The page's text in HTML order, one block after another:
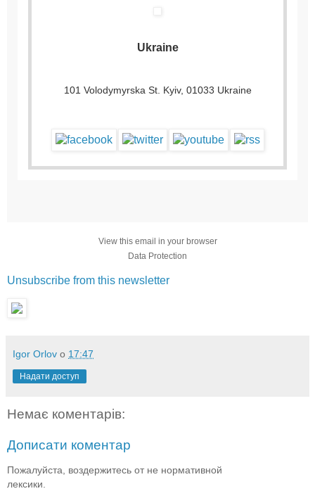
Ukraine
101 Volodymyrska St. Kyiv, 01033 Ukraine
View this email in your browser
Data Protection
Unsubscribe from this newsletter
Igor Orlov о 17:47
Надати доступ
Немає коментарів:
Дописати коментар
Пожалуйста, воздержитесь от не нормативной
лексики.